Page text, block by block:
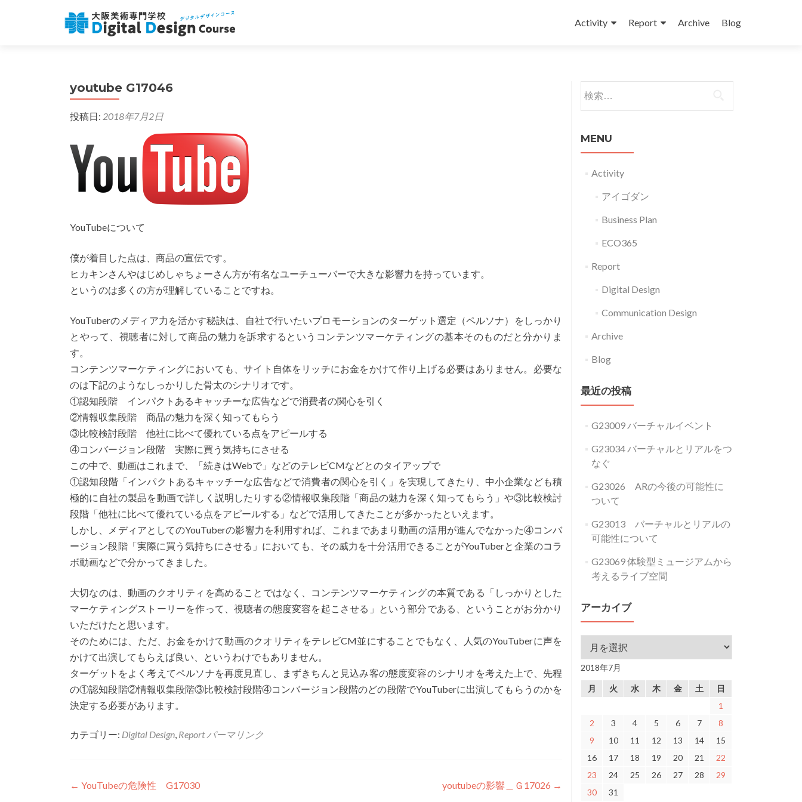
Activity
Report Archive Blog
youtube G17046
投稿日: 2018年7月2日
YouTubeについて
僕が着目した点は、商品の宣伝です。
ヒカキンさんやはじめしゃちょーさん方が有名なユーチューバーで大きな影響力を持っています。
というのは多くの方が理解していることですね。
YouTuberのメディア力を活かす秘訣は、自社で行いたいプロモーションのターゲット選定（ペルソナ）をしっかり
とやって、視聴者に対して商品の魅力を訴求するというコンテンツマーケティングの基本そのものだと分かりま
す。
コンテンツマーケティングにおいても、サイト自体をリッチにお金をかけて作り上げる必要はありません。必要な
のは下記のようなしっかりした骨太のシナリオです。
①認知段階 インパクトあるキャッチーな広告などで消費者の関心を引く
②情報収集段階 商品の魅力を深く知ってもらう
③比較検討段階 他社に比べて優れている点をアピールする
④コンバージョン段階 実際に買う気持ちにさせる
この中で、動画はこれまで、「続きはWebで」などのテレビCMなどとのタイアップで
①認知段階「インパクトあるキャッチーな広告などで消費者の関心を引く」を実現してきたり、中小企業なども積
極的に自社の製品を動画で詳しく説明したりする②情報収集段階「商品の魅力を深く知ってもらう」や③比較検討
段階「他社に比べて優れている点をアピールする」などで活用してきたことが多かったといえます。
しかし、メディアとしてのYouTuberの影響力を利用すれば、これまであまり動画の活用が進んでなかった④コンバ
ージョン段階「実際に買う気持ちにさせる」においても、その威力を十分活用できることがYouTuberと企業のコラ
ボ動画などで分かってきました。
大切なのは、動画のクオリティを高めることではなく、コンテンツマーケティングの本質である「しっかりとした
マーケティングストーリーを作って、視聴者の態度変容を起こさせる」という部分である、ということがお分かり
いただけたと思います。
そのためには、ただ、お金をかけて動画のクオリティをテレビCM並にすることでもなく、人気のYouTuberに声を
かけて出演してもらえば良い、というわけでもありません。
ターゲットをよく考えてペルソナを再度見直し、まずきちんと見込み客の態度変容のシナリオを考えた上で、先程
の①認知段階②情報収集段階③比較検討段階④コンバージョン段階のどの段階でYouTuberに出演してもらうのかを
決定する必要があります。
カテゴリー: Digital Design, Report パーマリンク
投稿ナビゲーション
← YouTubeの危険性 G17030 youtubeの影響＿Ｇ17026 →
検索:
MENU
Activity
アイゴダン
Business Plan
ECO365
Report
Digital Design
Communication Design
Archive
Blog
最近の投稿
G23009 バーチャルイベント
G23034 バーチャルとリアルをつ
なぐ
G23026 ARの今後の可能性に
ついて
G23013 バーチャルとリアルの
可能性について
G23069 体験型ミュージアムから
考えるライブ空間
アーカイブ
アーカイブ
2018年7月
月 火 水 木 金 土
日
1
2
3 4 5 6 7
8
9
10 11 12 13 14
15
16
17 18 19 20 21
22
23
24 25 26 27 28
29
30
31